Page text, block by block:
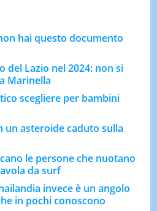
hai questo documento
del Lazio nel 2024: non si
Marinella
scegliere per bambini
un asteroide caduto sulla
le persone che nuotano
da surf
invece è un angolo
in pochi conoscono